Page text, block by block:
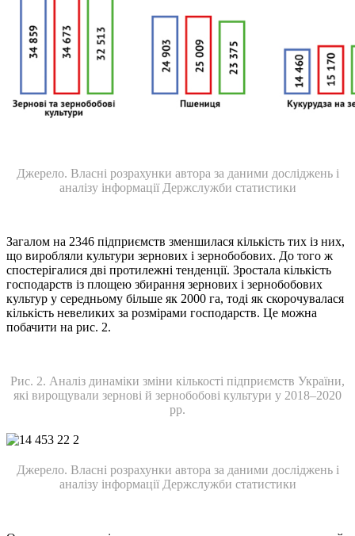
Джерело. Власні розрахунки автора за даними досліджень і
аналізу інформації Держслужби статистики
Загалом на 2346 підприємств зменшилася кількість тих із них,
що виробляли культури зернових і зернобобових. До того ж
спостерігалися дві протилежні тенденції. Зростала кількість
господарств із площею збирання зернових і зернобобових
культур у середньому більше як 2000 га, тоді як скорочувалася
кількість невеликих за розмірами господарств. Це можна
побачити на рис. 2.
Рис. 2. Аналіз динаміки зміни кількості підприємств України,
які вирощували зернові й зернобобові культури у 2018–2020
рр.
Джерело. Власні розрахунки автора за даними досліджень і
аналізу інформації Держслужби статистики